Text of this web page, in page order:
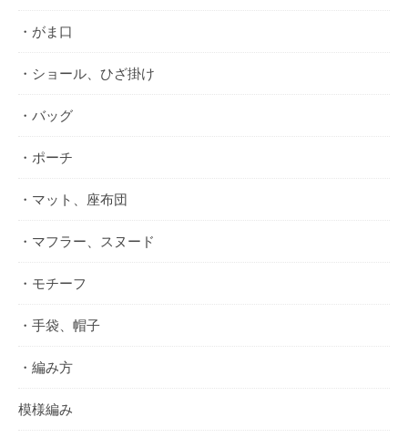
・がま口
・ショール、ひざ掛け
・バッグ
・ポーチ
・マット、座布団
・マフラー、スヌード
・モチーフ
・手袋、帽子
・編み方
模様編み